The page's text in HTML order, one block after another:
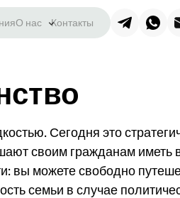
О нас Контакты
Сегодня это
своим гражданам иметь
вы можете свободно
семьи в случае